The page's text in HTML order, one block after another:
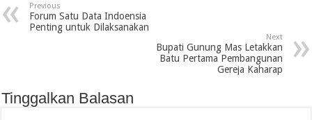
Previous
Forum Satu Data Indoensia
Penting untuk Dilaksanakan
Next
Bupati Gunung Mas Letakkan
Batu Pertama Pembangunan
Gereja Kaharap
Tinggalkan Balasan